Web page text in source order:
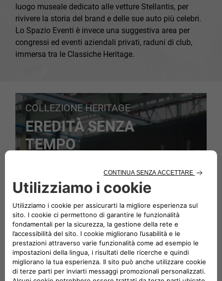
luogo museale dedicato alle vetture Stellantis, per
rivivere la storia del brand e delle sue auto più celebri.
Lo Spazio Eventi è invece una suggestiva area per
congressi ed eventi aziendali privati, raduni di club,
immersa tra le Classiche Heritage.
COLLEZIONE HERITAGE
EREDITÀ SENZA
TEMPO